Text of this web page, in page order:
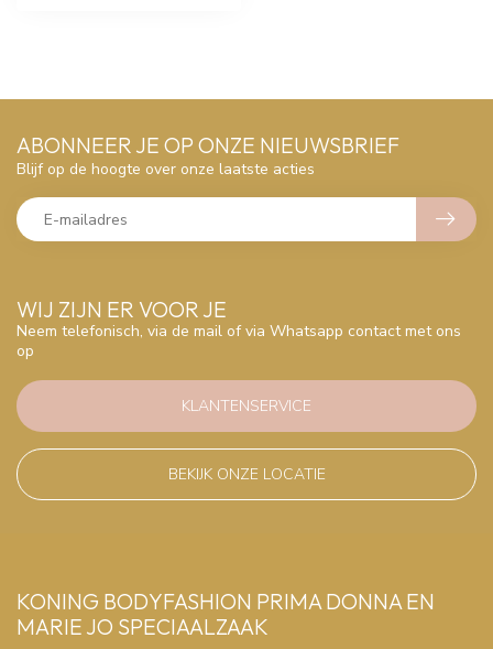
WIJ ZIJN ER VOOR JE
Neem telefonisch, via de mail of via Whatsapp contact met ons
op
KLANTENSERVICE
BEKIJK ONZE LOCATIE
ABONNEER JE OP ONZE NIEUWSBRIEF
Blijf op de hoogte over onze laatste acties
KONING BODYFASHION PRIMA DONNA EN
MARIE JO SPECIAALZAAK